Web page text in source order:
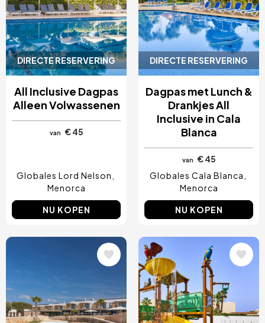
DIRECTE RESERVERING
All Inclusive Dagpas
Alleen Volwassenen
van € 45
Globales Lord Nelson
Menorca
NU KOPEN
DIRECTE RESERVERING
Dagpas met Lunch &
Drankjes All
Inclusive in Cala
Blanca
van € 45
Globales Cala Blanca
Menorca
NU KOPEN
Afbeelding